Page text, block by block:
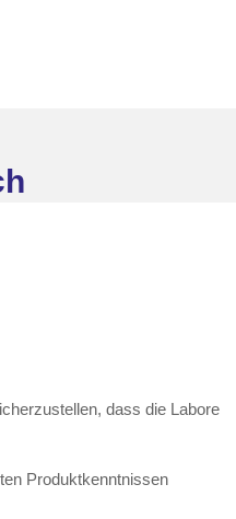
dass die Labore
Produktkenntnissen